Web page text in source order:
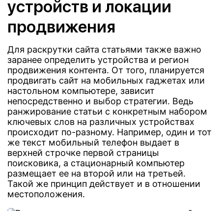
устройств и локации
продвижения
Для раскрутки сайта статьями также важно
заранее определить устройства и регион
продвижения контента. От того, планируется
продвигать сайт на мобильных гаджетах или
настольном компьютере, зависит
непосредственно и выбор стратегии. Ведь
ранжирование статьи с конкретным набором
ключевых слов на различных устройствах
происходит по-разному. Например, один и тот
же текст мобильный телефон выдает в
верхней строчке первой страницы
поисковика, а стационарный компьютер
размещает ее на второй или на третьей.
Такой же принцип действует и в отношении
местоположения.